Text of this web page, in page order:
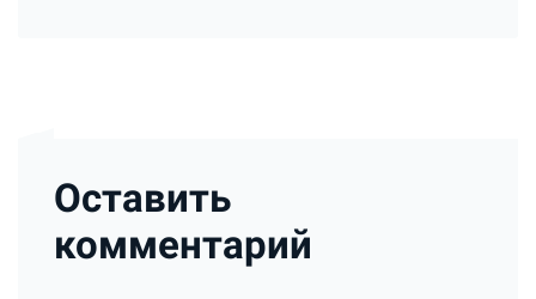
Оставить
комментарий